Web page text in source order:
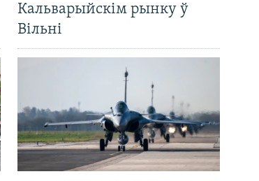
Кальварыйскім рынку ў
Вільні